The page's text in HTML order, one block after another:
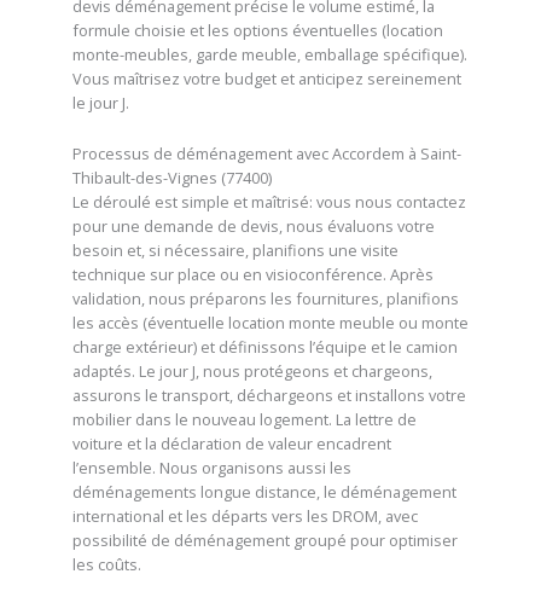
devis déménagement précise le volume estimé, la
formule choisie et les options éventuelles (location
monte-meubles, garde meuble, emballage spécifique).
Vous maîtrisez votre budget et anticipez sereinement
le jour J.
Processus de déménagement avec Accordem à Saint-
Thibault-des-Vignes (77400)
Le déroulé est simple et maîtrisé: vous nous contactez
pour une demande de devis, nous évaluons votre
besoin et, si nécessaire, planifions une visite
technique sur place ou en visioconférence. Après
validation, nous préparons les fournitures, planifions
les accès (éventuelle location monte meuble ou monte
charge extérieur) et définissons l’équipe et le camion
adaptés. Le jour J, nous protégeons et chargeons,
assurons le transport, déchargeons et installons votre
mobilier dans le nouveau logement. La lettre de
voiture et la déclaration de valeur encadrent
l’ensemble. Nous organisons aussi les
déménagements longue distance, le déménagement
international et les départs vers les DROM, avec
possibilité de déménagement groupé pour optimiser
les coûts.